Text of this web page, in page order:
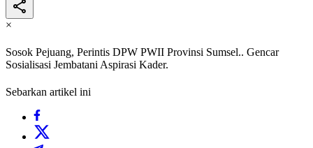
×
Sosok Pejuang, Perintis DPW PWII Provinsi Sumsel.. Gencar
Sosialisasi Jembatani Aspirasi Kader.
Sebarkan artikel ini